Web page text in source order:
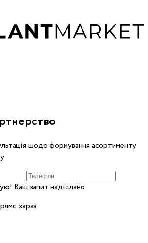
щодо формування асортименту
Ваш запит надіслано.
зараз